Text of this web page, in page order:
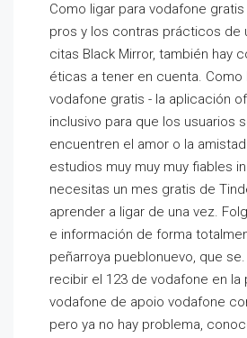
Como ligar para vodafone
pros y los contras prácticos de
citas Black Mirror, también hay
éticas a tener en cuenta. Como
vodafone gratis - la aplicación
inclusivo para que los usuarios
encuentren el amor o la
estudios muy muy muy fiables
necesitas un mes gratis de
aprender a ligar de una vez.
e información de forma
peñarroya pueblonuevo, que
recibir el 123 de vodafone en la
vodafone de apoio vodafone
pero ya no hay problema,